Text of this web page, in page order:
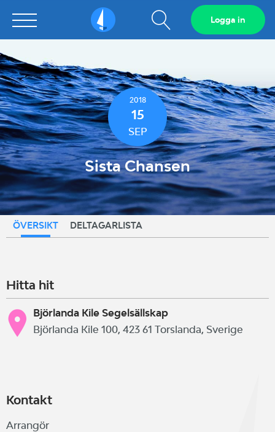
Sailarena Visa
sökfält
Logga in
2018
15
SEP
Sista Chansen
ÖVERSIKT DELTAGARLISTA
Hitta hit
Björlanda Kile Segelsällskap
Björlanda Kile 100, 423 61 Torslanda, Sverige
Kontakt
Arrangör